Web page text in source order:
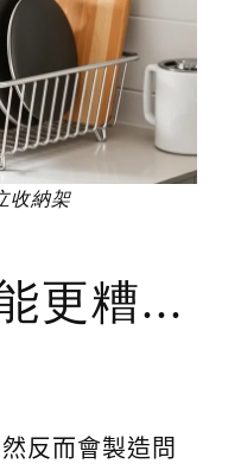
收納架
更糟...
反而會製造問